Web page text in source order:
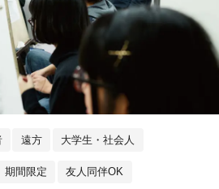
遠方 大学生・社会人
期間限定 友人同伴OK